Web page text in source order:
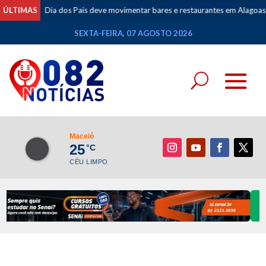
ÚLTIMASDia dos Pais deve movimentar bares e restaurantes em Alagoas
SEXTA-FEIRA, 07 AGOSTO 2026
Maceió
25°C
CÉU LIMPO